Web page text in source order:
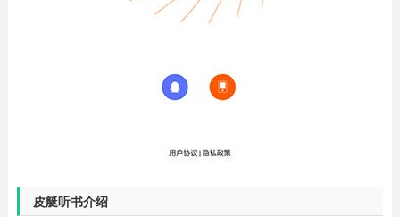
皮艇听书介绍